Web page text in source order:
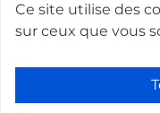
Ce site utilise des
sur ceux que vous
Nous contacter
Le Ponant, 19